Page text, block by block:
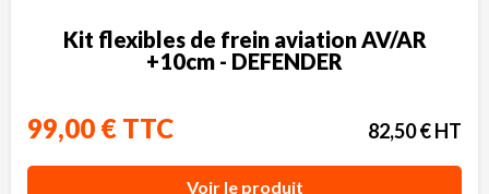
Kit flexibles de frein aviation AV/AR
+10cm - DEFENDER
99,00 € TTC 82,50 € HT
Voir le produit